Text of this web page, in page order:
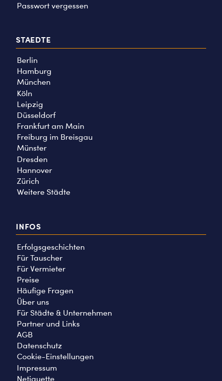
Passwort vergessen
STAEDTE
Berlin
Hamburg
München
Köln
Leipzig
Düsseldorf
Frankfurt am Main
Freiburg im Breisgau
Münster
Dresden
Hannover
Zürich
Weitere Städte
INFOS
Erfolgsgeschichten
Für Tauscher
Für Vermieter
Preise
Häufige Fragen
Über uns
Für Städte & Unternehmen
Partner und Links
AGB
Datenschutz
Cookie-Einstellungen
Impressum
Netiquette